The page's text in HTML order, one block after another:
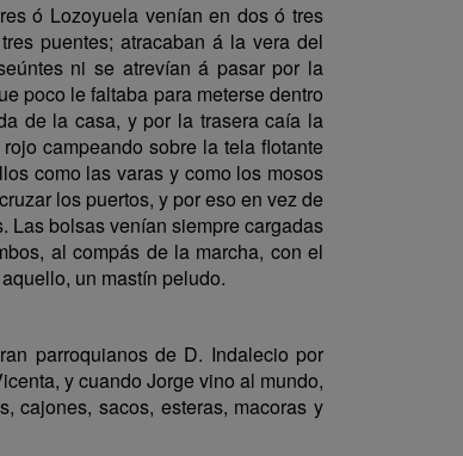
ó Lozoyuela venían en dos ó tres
puentes; atracaban á la vera del
ni se atrevían á pasar por la
poco le faltaba para meterse dentro
de la casa, y por la trasera caía la
campeando sobre la tela flotante
como las varas y como los mosos
los puertos, y por eso en vez de
Las bolsas venían siempre cargadas
al compás de la marcha, con el
un mastín peludo.
parroquianos de D. Indalecio por
y cuando Jorge vino al mundo,
cajones, sacos, esteras, macoras y